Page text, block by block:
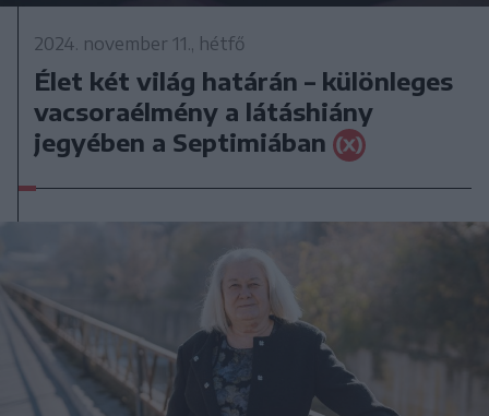
2024. november 11., hétfő
Élet két világ határán – különleges
vacsoraélmény a látáshiány
jegyében a Septimiában